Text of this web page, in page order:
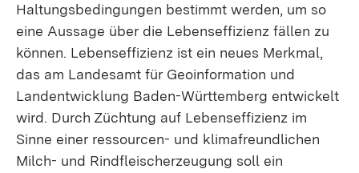
Haltungsbedingungen bestimmt werden, um so
eine Aussage über die Lebenseffizienz fällen zu
können. Lebenseffizienz ist ein neues Merkmal,
das am Landesamt für Geoinformation und
Landentwicklung Baden-Württemberg entwickelt
wird. Durch Züchtung auf Lebenseffizienz im
Sinne einer ressourcen- und klimafreundlichen
Milch- und Rindfleischerzeugung soll ein